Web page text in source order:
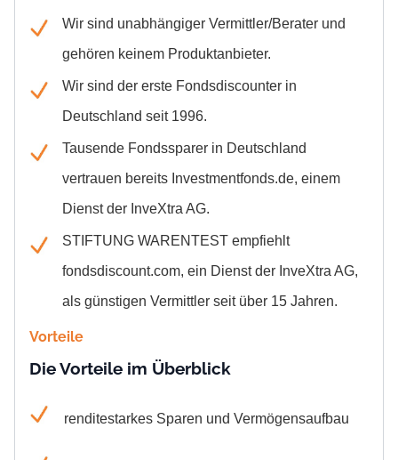
Wir sind unabhängiger Vermittler/Berater und
gehören keinem Produktanbieter.
Wir sind der erste Fondsdiscounter in
Deutschland seit 1996.
Tausende Fondssparer in Deutschland
vertrauen bereits Investmentfonds.de, einem
Dienst der InveXtra AG.
STIFTUNG WARENTEST empfiehlt
fondsdiscount.com, ein Dienst der InveXtra AG,
als günstigen Vermittler seit über 15 Jahren.
Vorteile
Die Vorteile im Überblick
renditestarkes Sparen und Vermögensaufbau